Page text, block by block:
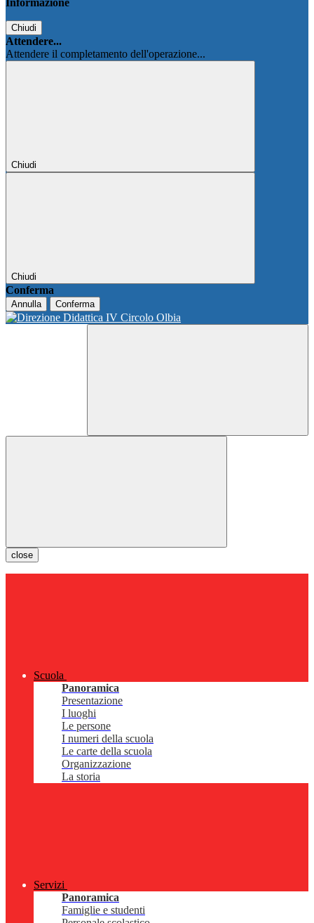
Informazione
Chiudi
Attendere...
Attendere il completamento dell'operazione...
Chiudi
Chiudi
Conferma
Annulla Conferma
close
Scuola
Panoramica
Presentazione
I luoghi
Le persone
I numeri della scuola
Le carte della scuola
Organizzazione
La storia
Servizi
Panoramica
Famiglie e studenti